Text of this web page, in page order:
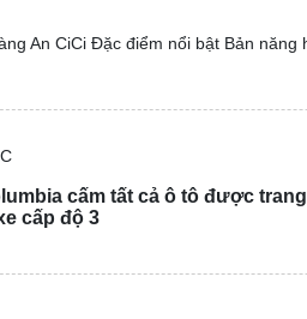
An CiCi Đặc điểm nổi bật Bản
cấm tất cả ô tô được
cấp độ 3